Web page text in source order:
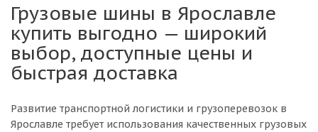
Грузовые шины в Ярославле
купить выгодно — широкий
выбор, доступные цены и
быстрая доставка
Развитие транспортной логистики и грузоперевозок в
Ярославле требует использования качественных грузовых